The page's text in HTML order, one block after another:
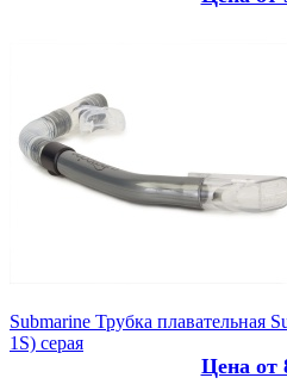
Submarine Трубка плавательная
1S) серая
Цена от